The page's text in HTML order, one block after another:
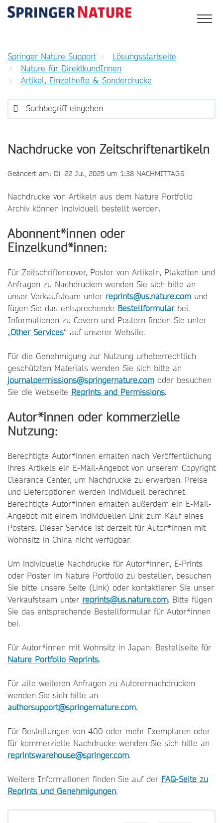
Springer Nature Support
Lösungsstartseite
Nature für DirektkundInnen
Artikel, Einzelhefte & Sonderdrucke
Nachdrucke von Zeitschriftenartikeln
Geändert am: Di, 22 Jul, 2025 um 1:38 NACHMITTAGS
Nachdrucke von Artikeln aus dem Nature Portfolio
Archiv können individuell bestellt werden.
Abonnent*innen oder
Einzelkund*innen:
Für Zeitschriftencover, Poster von Artikeln, Plaketten und
Anfragen zu Nachdrucken wenden Sie sich bitte an
unser Verkaufsteam unter reprints@us.nature.com und
fügen Sie das entsprechende Bestellformularbei.
Informationen zu Covern und Postern finden Sie unter
„Other Services“ auf unserer Website.
Für die Genehmigung zur Nutzung urheberrechtlich
geschützten Materials wenden Sie sich bitte an
journalpermissions@springernature.com oder besuchen
Sie die Webseite Reprints and Permissions.
Autor*innen oder kommerzielle
Nutzung:
Berechtigte Autor*innen erhalten nach Veröffentlichung
ihres Artikels ein E-Mail-Angebot von unserem Copyright
Clearance Center, um Nachdrucke zu erwerben. Preise
und Lieferoptionen werden individuell berechnet.
Berechtigte Autor*innen erhalten außerdem ein E-Mail-
Angebot mit einem individuellen Link zum Kauf eines
Posters. Dieser Service ist derzeit für Autor*innen mit
Wohnsitz in China nicht verfügbar.
Um individuelle Nachdrucke für Autor*innen, E-Prints
oder Poster im Nature Portfolio zu bestellen, besuchen
Sie bitte unsere Seite (Link) oder kontaktieren Sie unser
Verkaufsteam unter reprints@us.nature.com. Bitte fügen
Sie das entsprechende Bestellformular für Autor*innen
bei.
Für Autor*innen mit Wohnsitz in Japan: Bestellseite für
Nature Portfolio Reprints.
Für alle weiteren Anfragen zu Autorennachdrucken
wenden Sie sich bitte an
authorsupport@springernature.com.
Für Bestellungen von 400 oder mehr Exemplaren oder
für kommerzielle Nachdrucke wenden Sie sich bitte an
reprintswarehouse@springer.com.
Weitere Informationen finden Sie auf der FAQ-Seite zu
Reprints und Genehmigungen.